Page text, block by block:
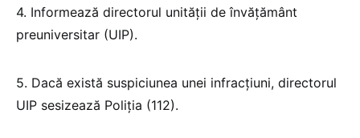
4. Informează directorul unității de învățământ
preuniversitar (UIP).
5. Dacă există suspiciunea unei infracțiuni, directorul
UIP sesizează Poliția (112).